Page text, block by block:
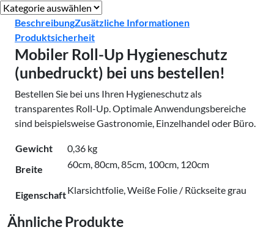
Kategorien
BeschreibungZusätzliche Informationen
Produktsicherheit
Mobiler Roll-Up Hygieneschutz
(unbedruckt) bei uns bestellen!
Bestellen Sie bei uns Ihren Hygieneschutz als
transparentes Roll-Up. Optimale Anwendungsbereiche
sind beispielsweise Gastronomie, Einzelhandel oder Büro.
Gewicht
0,36 kg
Breite
60cm, 80cm, 85cm, 100cm, 120cm
EigenschaftKlarsichtfolie, Weiße Folie / Rückseite grau
Ähnliche Produkte